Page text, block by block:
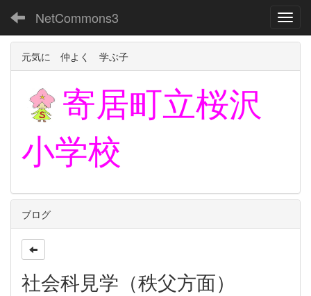
NetCommons3
元気に 仲よく 学ぶ子
寄居町立桜沢
小学校
ブログ
社会科見学（秩父方面）